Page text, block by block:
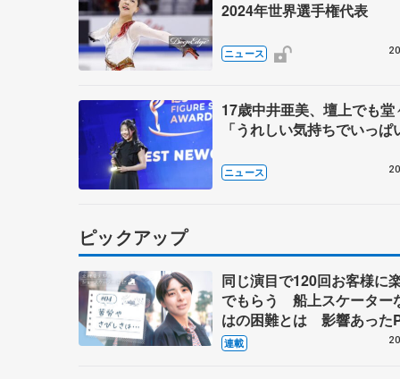
2024年世界選手権代表
ニュース
17歳中井亜美、壇上でも
「うれしい気持ちでいっぱ
ニュース
ピックアップ
同じ演目で120回お客様に
でもらう 船上スケーター
はの困難とは 影響あった
キャプテン松永さんの存在
連載